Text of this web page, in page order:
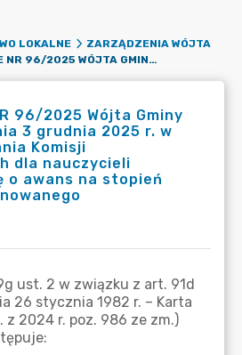
LOKALNE
ZARZĄDZENIA WÓJTA
ZARZĄDZENIE NR 96/2025 WÓJTA GMINY KLESZCZEWO Z DNIA 3 GRUDNIA 2025 R. W SPRAWIE: POWOŁANIA KOMISJI EGZAMINACYJNYCH DLA NAUCZYCIELI UBIEGAJĄCYCH SIĘ O AWANS NA STOPIEŃ NAUCZYCIELA MIANOWANEGO
96/2025 Wójta Gminy
3 grudnia 2025 r. w
Komisji
dla nauczycieli
o awans na stopień